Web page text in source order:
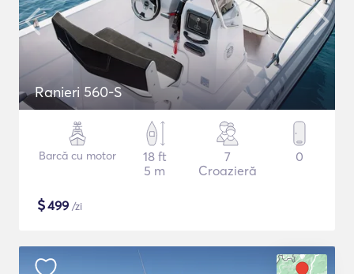
Ranieri 560-S
Barcă cu motor
18 ft
5 m
7
Croazieră
0
$499 /zi